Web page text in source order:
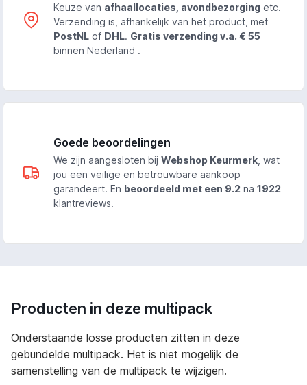
Keuze van afhaallocaties, avondbezorging etc.
Verzending is, afhankelijk van het product, met
PostNL of DHL. Gratis verzending v.a. € 55
binnen Nederland .
Goede beoordelingen
We zijn aangesloten bij Webshop Keurmerk, wat
jou een veilige en betrouwbare aankoop
garandeert. En beoordeeld met een 9.2 na 1922
klantreviews.
Producten in deze multipack
Onderstaande losse producten zitten in deze
gebundelde multipack. Het is niet mogelijk de
samenstelling van de multipack te wijzigen.